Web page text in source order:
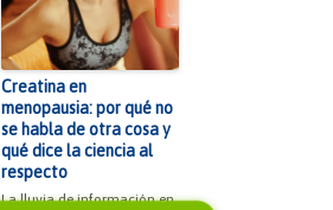
Creatina en
menopausia: por qué no
se habla de otra cosa y
qué dice la ciencia al
respecto
La lluvia de información en